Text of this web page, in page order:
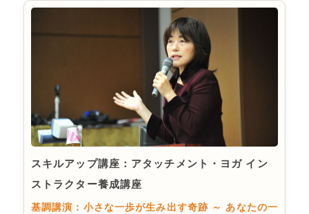
スキルアップ講座：アタッチメント・ヨガ イン
ストラクター養成講座
基調講演：小さな一歩が生み出す奇跡 ～ あなたの一